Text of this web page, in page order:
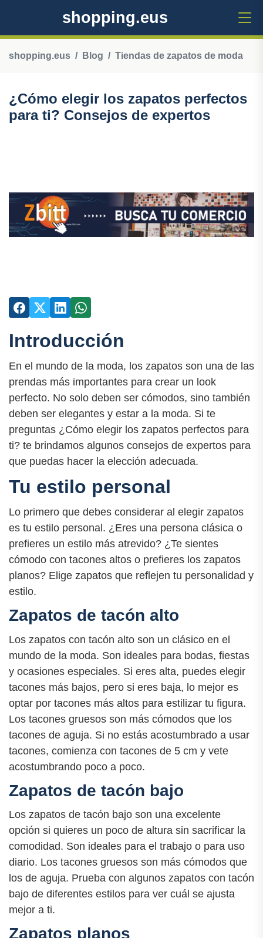
shopping.eus
shopping.eus Blog Tiendas de zapatos de moda
¿Cómo elegir los zapatos perfectos
para ti? Consejos de expertos
Introducción
En el mundo de la moda, los zapatos son una de las
prendas más importantes para crear un look
perfecto. No solo deben ser cómodos, sino también
deben ser elegantes y estar a la moda. Si te
preguntas ¿Cómo elegir los zapatos perfectos para
ti? te brindamos algunos consejos de expertos para
que puedas hacer la elección adecuada.
Tu estilo personal
Lo primero que debes considerar al elegir zapatos
es tu estilo personal. ¿Eres una persona clásica o
prefieres un estilo más atrevido? ¿Te sientes
cómodo con tacones altos o prefieres los zapatos
planos? Elige zapatos que reflejen tu personalidad y
estilo.
Zapatos de tacón alto
Los zapatos con tacón alto son un clásico en el
mundo de la moda. Son ideales para bodas, fiestas
y ocasiones especiales. Si eres alta, puedes elegir
tacones más bajos, pero si eres baja, lo mejor es
optar por tacones más altos para estilizar tu figura.
Los tacones gruesos son más cómodos que los
tacones de aguja. Si no estás acostumbrado a usar
tacones, comienza con tacones de 5 cm y vete
acostumbrando poco a poco.
Zapatos de tacón bajo
Los zapatos de tacón bajo son una excelente
opción si quieres un poco de altura sin sacrificar la
comodidad. Son ideales para el trabajo o para uso
diario. Los tacones gruesos son más cómodos que
los de aguja. Prueba con algunos zapatos con tacón
bajo de diferentes estilos para ver cuál se ajusta
mejor a ti.
Zapatos planos